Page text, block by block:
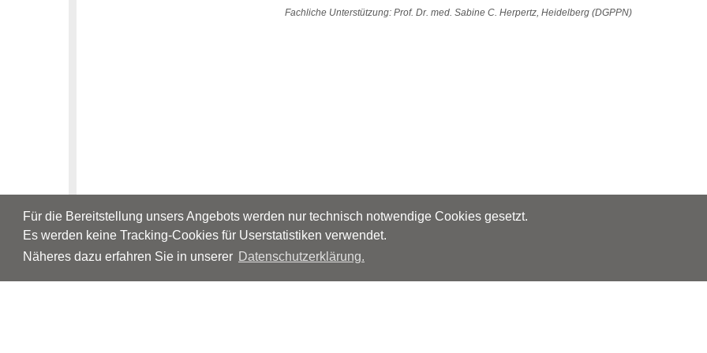
Für die Bereitstellung unsers Angebots werden nur technisch notwendige Cookies gesetzt.
Es werden keine Tracking-Cookies für Userstatistiken verwendet.
Näheres dazu erfahren Sie in unserer Datenschutzerklärung.
Fachliche Unterstützung: Prof. Dr. med. Sabine C. Herpertz, Heidelberg (DGPPN)